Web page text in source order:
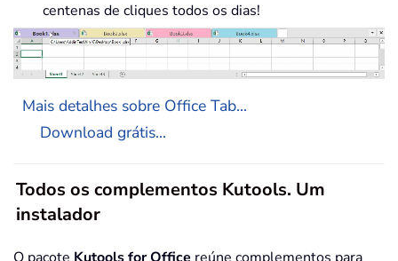
centenas de cliques todos os dias!
Mais detalhes sobre Office Tab...
Download grátis...
Todos os complementos Kutools. Um
instalador